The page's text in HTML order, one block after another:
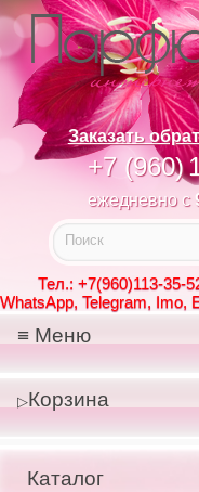
Заказать
+7 (960)
ежедневно с
Тел.: +7(960)113-35-
WhatsApp, Telegram, Imo,
Меню
Корзина
Каталог